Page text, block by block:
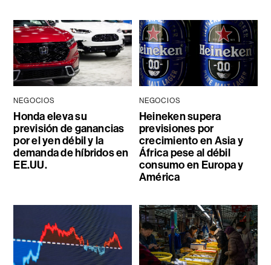
NEGOCIOS
Honda eleva su
previsión de ganancias
por el yen débil y la
demanda de híbridos en
EE.UU.
NEGOCIOS
Heineken supera
previsiones por
crecimiento en Asia y
África pese al débil
consumo en Europa y
América